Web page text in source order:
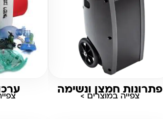
פתרונות חמצן ונשימה
צפייה במוצרים >